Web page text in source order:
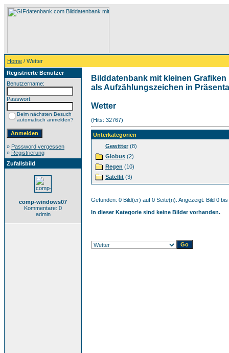
Home / Wetter
Registrierte Benutzer
Benutzername:
Passwort:
Beim nächsten Besuch
automatisch anmelden?
» Password vergessen
» Registrierung
Zufallsbild
comp-windows07
Kommentare: 0
admin
Bilddatenbank mit kleinen
als Aufzählungszeichen in
Wetter
(Hits: 32767)
Unterkategorien
Gewitter(8)
Globus (2)
Regen (10)
Satellit (3)
Gefunden: 0 Bild(er) auf 0 Seite(n). Angezeigt: Bild 0 bis
In dieser Kategorie sind keine Bilder vorhanden.